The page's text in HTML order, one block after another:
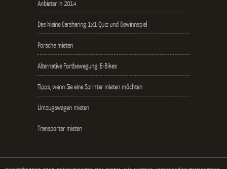
Anbieter in 2014
Das kleine Carsharing 1x1 Quiz und Gewinnspiel
Porsche mieten
Alternative Fortbewegung: E-Bikes
Tipps, wenn Sie eine Sprinter mieten möchten
Umzugswagen mieten
Transporter mieten